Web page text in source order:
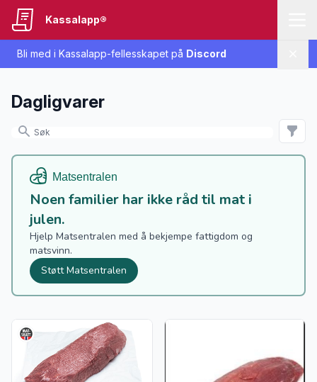
Bli med i Kassalapp-fellesskapet på Discord
Kassalapp®
Dagligvarer
Noen familier har ikke råd til mat i
julen.
Hjelp Matsentralen med å bekjempe fattigdom og
matsvinn.
Støtt Matsentralen
Vis flere detaljer for produktet "Angus Lårtunge pr Kg"
Vis flere detaljer for